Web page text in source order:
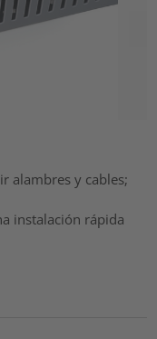
alambres y cables;
instalación rápida